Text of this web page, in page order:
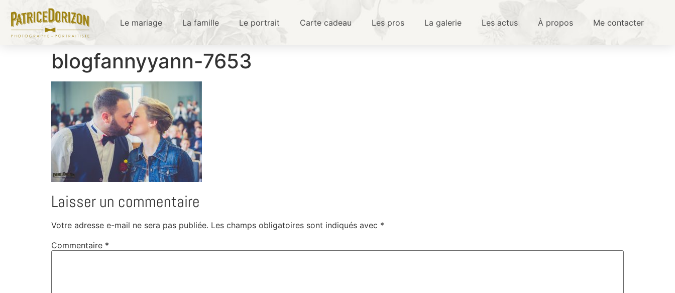
Le mariage La famille Le portrait Carte cadeau Les pros La galerie Les actus À propos Me contacter
blogfannyyann-7653
Laisser un commentaire
Votre adresse e-mail ne sera pas publiée. Les champs obligatoires sont indiqués avec *
Commentaire *